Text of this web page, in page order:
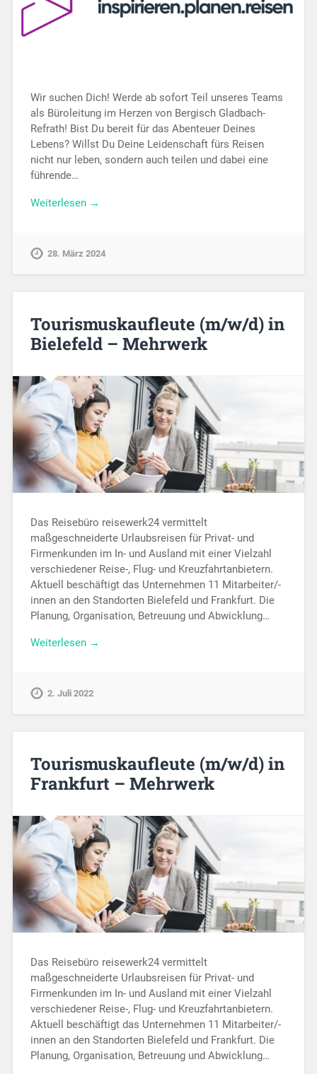
Wir suchen Dich! Werde ab sofort Teil unseres Teams
als Büroleitung im Herzen von Bergisch Gladbach-
Refrath! Bist Du bereit für das Abenteuer Deines
Lebens? Willst Du Deine Leidenschaft fürs Reisen
nicht nur leben, sondern auch teilen und dabei eine
führende…
Weiterlesen →
28. März 2024
Tourismuskaufleute (m/w/d) in
Bielefeld – Mehrwerk
Das Reisebüro reisewerk24 vermittelt
maßgeschneiderte Urlaubsreisen für Privat- und
Firmenkunden im In- und Ausland mit einer Vielzahl
verschiedener Reise-, Flug- und Kreuzfahrtanbietern.
Aktuell beschäftigt das Unternehmen 11 Mitarbeiter/-
innen an den Standorten Bielefeld und Frankfurt. Die
Planung, Organisation, Betreuung und Abwicklung…
Weiterlesen →
2. Juli 2022
Tourismuskaufleute (m/w/d) in
Frankfurt – Mehrwerk
Das Reisebüro reisewerk24 vermittelt
maßgeschneiderte Urlaubsreisen für Privat- und
Firmenkunden im In- und Ausland mit einer Vielzahl
verschiedener Reise-, Flug- und Kreuzfahrtanbietern.
Aktuell beschäftigt das Unternehmen 11 Mitarbeiter/-
innen an den Standorten Bielefeld und Frankfurt. Die
Planung, Organisation, Betreuung und Abwicklung…